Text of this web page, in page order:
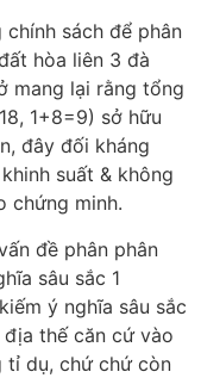
sách để phân
hòa liên 3 đà
mang lại rằng tổng
1+8=9) sở hữu
đây đối kháng
suất & không
chứng minh.
đề phân phân
sâu sắc 1
ý nghĩa sâu sắc
thế căn cứ vào
tỉ dụ, chứ chứ còn